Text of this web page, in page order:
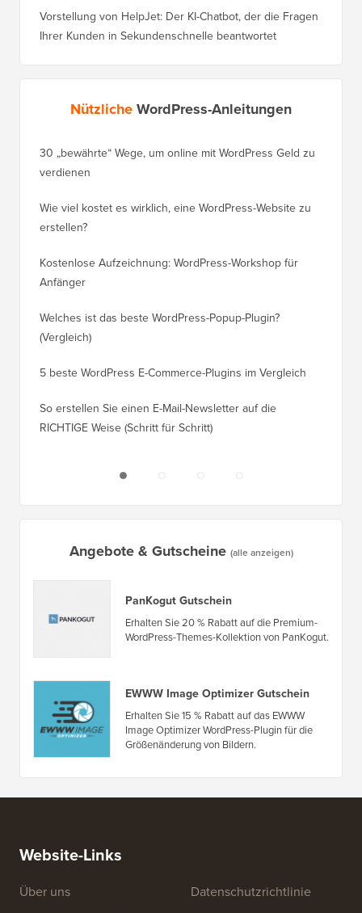
Vorstellung von HelpJet: Der KI-Chatbot, der die Fragen
Ihrer Kunden in Sekundenschnelle beantwortet
NützlicheWordPress-Anleitungen
30 „bewährte“ Wege, um online mit WordPress Geld zu
verdienen
Wie viel kostet es wirklich, eine WordPress-Website zu
erstellen?
Kostenlose Aufzeichnung: WordPress-Workshop für
Anfänger
Welches ist das beste WordPress-Popup-Plugin?
(Vergleich)
5 beste WordPress E-Commerce-Plugins im Vergleich
So erstellen Sie einen E-Mail-Newsletter auf die
RICHTIGE Weise (Schritt für Schritt)
Angebote & Gutscheine (alle anzeigen)
PanKogut Gutschein
Erhalten Sie 20 % Rabatt auf die Premium-
WordPress-Themes-Kollektion von PanKogut.
EWWW Image Optimizer Gutschein
Erhalten Sie 15 % Rabatt auf das EWWW
Image Optimizer WordPress-Plugin für die
Größenänderung von Bildern.
Website-Links
Über uns
Datenschutzrichtlinie